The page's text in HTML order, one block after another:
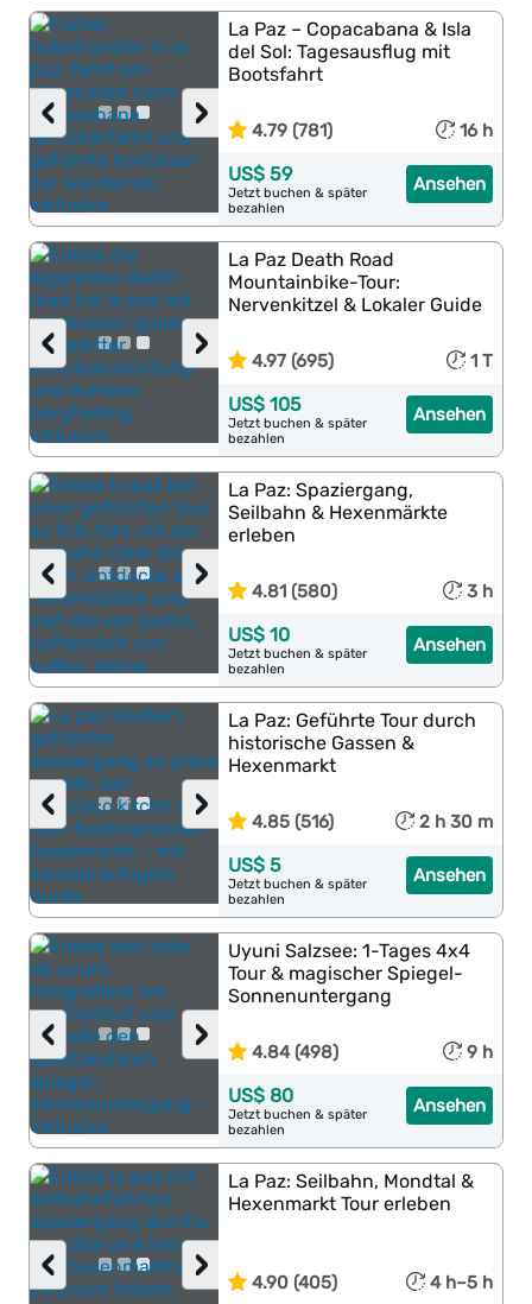
›
‹
La Paz – Copacabana & Isla
del Sol: Tagesausflug mit
Bootsfahrt
4.79 (781) 16 h
Ansehen
US$ 59
Jetzt buchen & später
bezahlen
›
‹
La Paz Death Road
Mountainbike-Tour:
Nervenkitzel & Lokaler Guide
4.97 (695) 1 T
Ansehen
US$ 105
Jetzt buchen & später
bezahlen
›
‹
La Paz: Spaziergang,
Seilbahn & Hexenmärkte
erleben
4.81 (580) 3 h
Ansehen
US$ 10
Jetzt buchen & später
bezahlen
›
‹
La Paz: Geführte Tour durch
historische Gassen &
Hexenmarkt
4.85 (516) 2 h 30 m
Ansehen
US$ 5
Jetzt buchen & später
bezahlen
›
‹
Uyuni Salzsee: 1-Tages 4x4
Tour & magischer Spiegel-
Sonnenuntergang
4.84 (498) 9 h
Ansehen
US$ 80
Jetzt buchen & später
bezahlen
›
‹
La Paz: Seilbahn, Mondtal &
Hexenmarkt Tour erleben
4.90 (405) 4 h–5 h